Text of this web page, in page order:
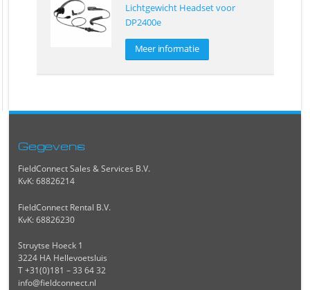
Lichtgewicht Headset voor
DP2400e
Meer informatie
Gegevens
FieldConnect Sales & Services B.V.
KvK: 68826214
FieldConnect Rental B.V.
KvK: 68826230
Struytse Hoeck 1
3224 HA Hellevoetsluis
T +31(0)181 – 33 64 32
info@fieldconnect.nl